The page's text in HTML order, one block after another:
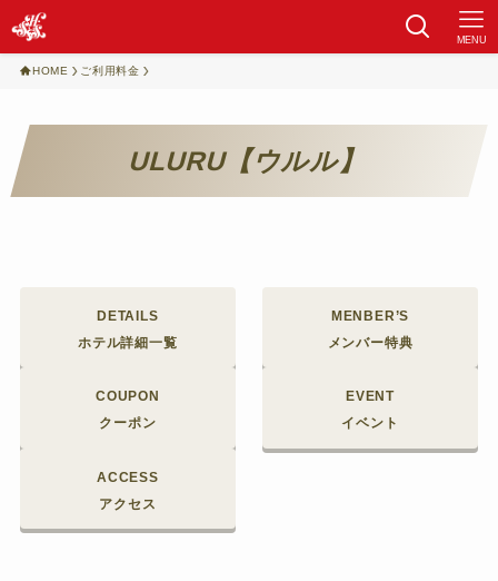
MENU
HOME ご利用料金
ULURU【ウルル】
DETAILS
ホテル詳細一覧
MENBER’S
メンバー特典
COUPON
クーポン
EVENT
イベント
ACCESS
アクセス